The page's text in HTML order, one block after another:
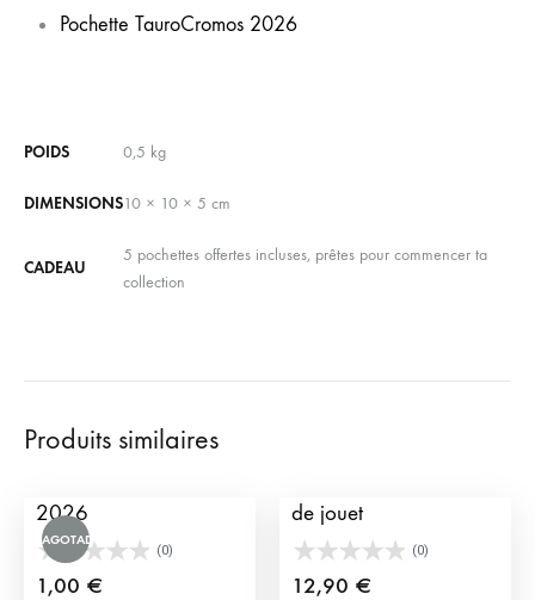
Pochette TauroCromos 2026
POIDS 0,5 kg
DIMENSIONS10 × 10 × 5 cm
CADEAU
5 pochettes offertes incluses, prêtes pour commencer ta
collection
Produits similaires
AGOTADO
2026
(0)
1,00 €
de jouet
(0)
12,90 €